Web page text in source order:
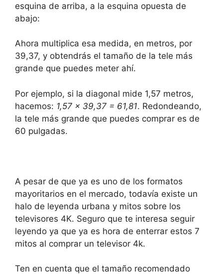
esquina de arriba, a la esquina opuesta de
abajo:
Ahora multiplica esa medida, en metros, por
39,37, y obtendrás el tamaño de la tele más
grande que puedes meter ahí.
Por ejemplo, si la diagonal mide 1,57 metros,
hacemos: 1,57 x 39,37 = 61,81. Redondeando,
la tele más grande que puedes comprar es de
60 pulgadas.
A pesar de que ya es uno de los formatos
mayoritarios en el mercado, todavía existe un
halo de leyenda urbana y mitos sobre los
televisores 4K. Seguro que te interesa seguir
leyendo ya que ya es hora de enterrar estos 7
mitos al comprar un televisor 4k.
Ten en cuenta que el tamaño recomendado